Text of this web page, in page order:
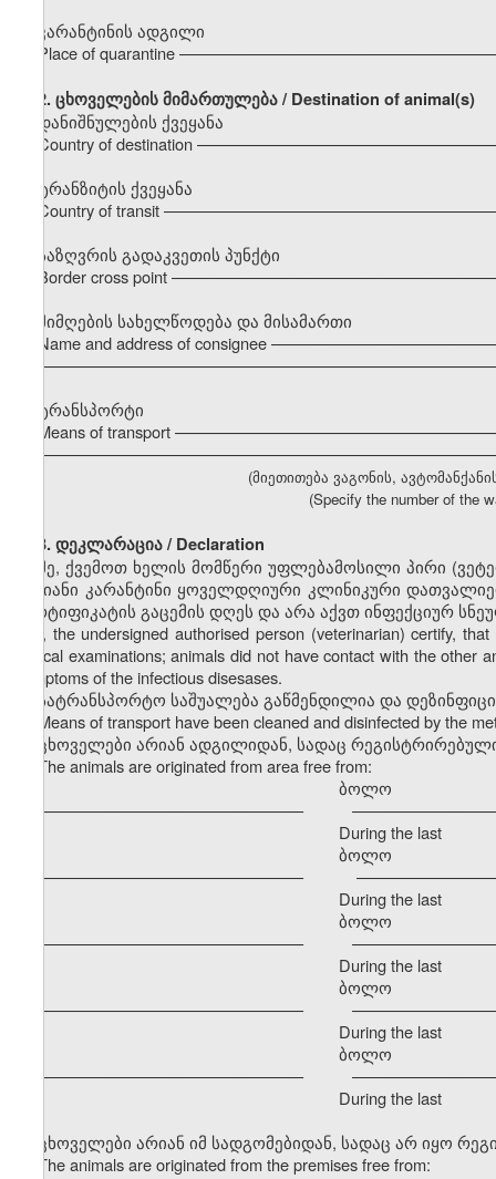
კარანტინის ადგილი
Place of quarantine
2. ცხოველების მიმართულება / Destination of animal(s)
დანიშნულების ქვეყანა
Country of destination
ტრანზიტის ქვეყანა
Country of transit
საზღვრის გადაკვეთის პუნქტი
Border cross point
მიმღების სახელწოდება და მისამართი
Name and address of consignee
ტრანსპორტი
Means of transport
(მიეთითება ვაგონის,
(Specify the number of the
3. დეკლარაცია / Declaration
მე, ქვემოთ ხელის მომწერი უფლებამოსილი პირი
დღიანი კარანტინი ყოველდღიური კლინიკური
სერტიფიკატის გაცემის დღეს და არა აქვთ ინფექციურ
I, the undersigned authorised person (veterinarian) certify,
clinical examinations; animals did not have contact with the
symptoms of the infectious disesases.
სატრანსპორტო საშუალება გაწმენდილია და
Means of transport have been cleaned and disinfected by the
ცხოველები არიან ადგილიდან, სადაც
The animals are originated from area free from:
ბოლო
––––––––––––––––––––––––––––––
During the last
ბოლო
––––––––––––––––––––––––––––––
During the last
ბოლო
––––––––––––––––––––––––––––––
During the last
ბოლო
––––––––––––––––––––––––––––––
During the last
ბოლო
––––––––––––––––––––––––––––––
During the last
ცხოველები არიან იმ სადგომებიდან, სადაც არ იყო
The animals are originated from the premises free from: